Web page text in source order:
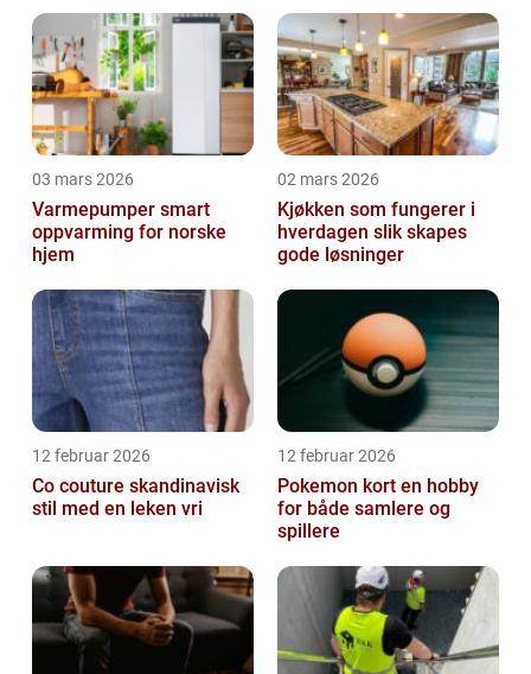
03 mars 2026
Varmepumper smart
oppvarming for norske
hjem
02 mars 2026
Kjøkken som fungerer i
hverdagen slik skapes
gode løsninger
12 februar 2026
Co couture skandinavisk
stil med en leken vri
12 februar 2026
Pokemon kort en hobby
for både samlere og
spillere